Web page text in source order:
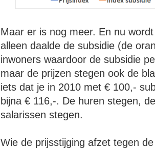
Maar er is nog meer. En nu
alleen daalde de subsidie (de
inwoners waardoor de subsidie
maar de prijzen stegen ook de
iets dat je in 2010 met € 100,-
bijna € 116,-. De huren stegen,
salarissen stegen.
Wie de prijsstijging afzet tegen